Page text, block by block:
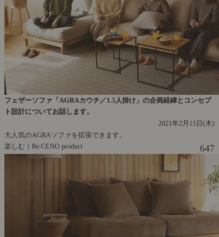
フェザーソファ「AGRAカウチ／1.5人掛け」の企画経緯とコンセプ
ト設計についてお話します。
2021年2月11日(木)
大人気のAGRAソファを拡張できます。
楽しむ｜Re:CENO product
647